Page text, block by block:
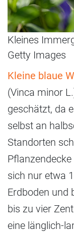
Kleines
Getty Images
Kleine blaue
(Vinca minor
geschätzt, da
selbst an
Standorten
sich nur etwa
Erdboden und
bis zu vier
eine länglich-